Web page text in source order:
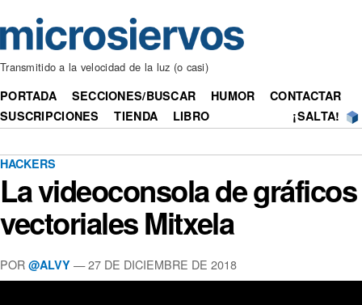
Transmitido a la velocidad de la luz (o casi)
PORTADA SECCIONES/BUSCAR HUMOR
CONTACTAR
SUSCRIPCIONES
TIENDA LIBRO ¡SALTA!
HACKERS
La videoconsola de gráficos
vectoriales Mitxela
POR @ALVY — 27 DE DICIEMBRE DE 2018